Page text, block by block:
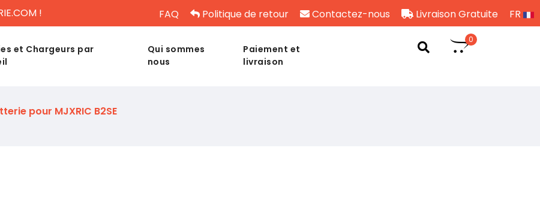
! FAQ Politique de retour Contactez-nous Livraison Gratuite FR
et Chargeurs par
Qui sommes
nous
Paiement et
livraison
0
pour MJXRIC B2SE